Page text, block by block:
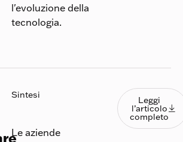
l'evoluzione della
tecnologia.
Sintesi
Le aziende
Leggi
Leggi
l’articolo
completo
